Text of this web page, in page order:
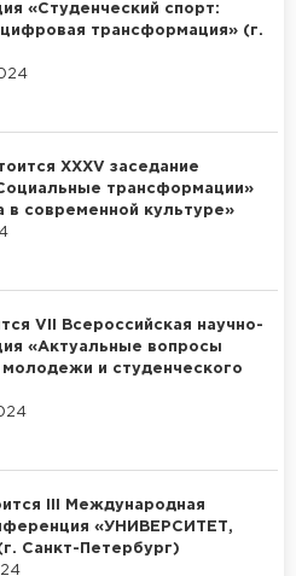
«Студенческий спорт:
цифровая трансформация» (г.
XXXV заседание
трансформации»
современной культуре»
VII Всероссийская научно-
«Актуальные вопросы
молодежи и студенческого
III Международная
«УНИВЕРСИТЕТ,
Санкт-Петербург)